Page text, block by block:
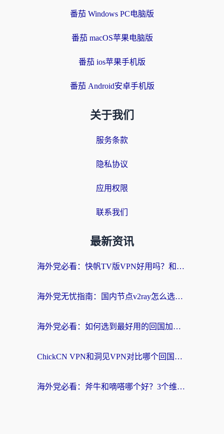
番茄 Windows PC电脑版
番茄 macOS苹果电脑版
番茄 ios苹果手机版
番茄 Android安卓手机版
关于我们
服务条款
隐私协议
应用权限
联系我们
最新资讯
海外党必看：快帆TV版VPN好用吗？和快游VPN对比哪个回国效果更好？附实用避坑指南
海外党无忧指南：国内节点v2ray怎么选？一键回国VPN+多场景实测帮你避坑
海外党必看：如何选到最好用的回国加速器？从节点到售后的全维度指南
ChickCN VPN和洞见VPN对比哪个回国效果更好？海外党亲测3款加速器+避坑指南
海外党必看：斧牛和嘀嗒哪个好？3个维度教你选对回国加速器